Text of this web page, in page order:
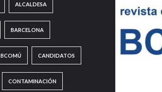
ALCALDESA
BARCELONA
BCOMÚ CANDIDATOS
CONTAMINACIÓN